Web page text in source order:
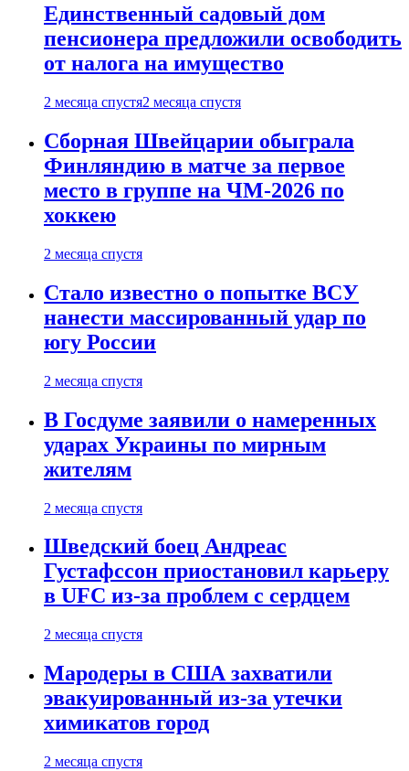
Единственный садовый дом
пенсионера предложили освободить
от налога на имущество
2 месяца спустя2 месяца спустя
Сборная Швейцарии обыграла
Финляндию в матче за первое
место в группе на ЧМ-2026 по
хоккею
2 месяца спустя
Стало известно о попытке ВСУ
нанести массированный удар по
югу России
2 месяца спустя
В Госдуме заявили о намеренных
ударах Украины по мирным
жителям
2 месяца спустя
Шведский боец Андреас
Густафссон приостановил карьеру
в UFC из-за проблем с сердцем
2 месяца спустя
Мародеры в США захватили
эвакуированный из-за утечки
химикатов город
2 месяца спустя